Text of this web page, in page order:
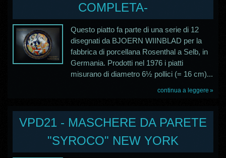
COMPLETA-
Questo piatto fa parte di una serie di 12
disegnati da BJOERN WIINBLAD per la
fabbrica di porcellana Rosenthal a Selb, in
Germania. Prodotti nel 1976 i piatti
misurano di diametro 6½ pollici (= 16 cm)...
continua a leggere
VPD21 - MASCHERE DA PARETE
"SYROCO" NEW YORK